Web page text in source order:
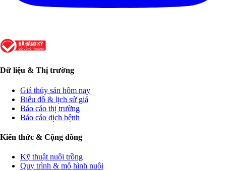
Dữ liệu & Thị trường
Giá thủy sản hôm nay
Biểu đồ & lịch sử giá
Báo cáo thị trường
Báo cáo dịch bệnh
Kiến thức & Cộng đồng
Kỹ thuật nuôi trồng
Quy trình & mô hình nuôi